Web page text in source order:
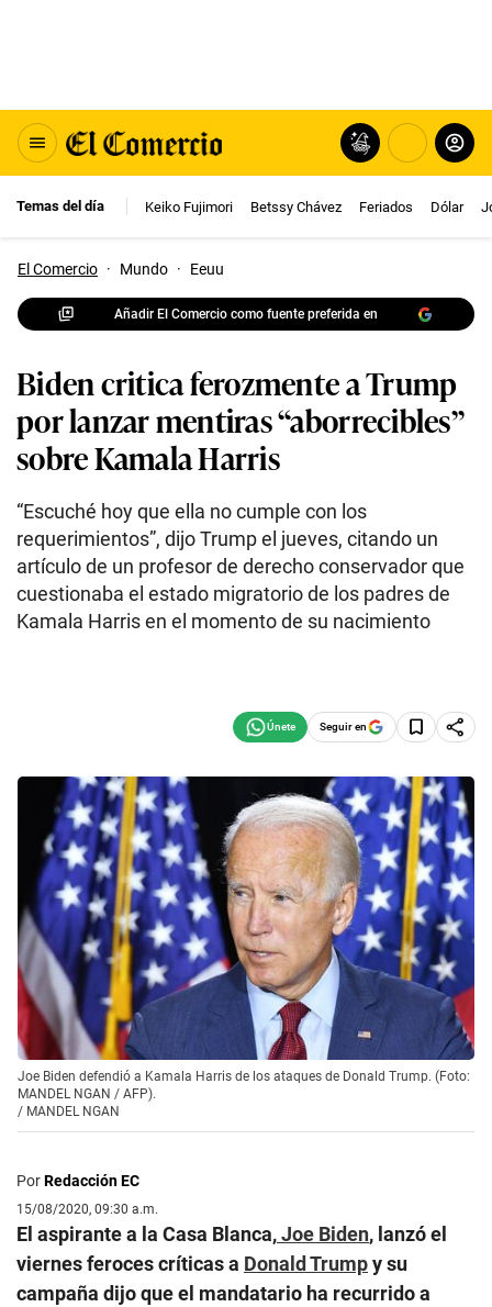
Temas del día Keiko Fujimori Betssy Chávez Feriados Dólar
El Comercio · Mundo · Eeuu
Añadir El Comercio como fuente preferida en
Biden critica ferozmente a Trump
por lanzar mentiras “aborrecibles”
sobre Kamala Harris
“Escuché hoy que ella no cumple con los
requerimientos”, dijo Trump el jueves, citando un
artículo de un profesor de derecho conservador que
cuestionaba el estado migratorio de los padres de
Kamala Harris en el momento de su nacimiento
Seguir en
Joe Biden defendió a Kamala Harris de los ataques de Donald Trump. (Foto:
MANDEL NGAN / AFP).
/ MANDEL NGAN
PorRedacción EC
15/08/2020, 09:30 a.m.
El aspirante a la Casa Blanca,Joe Biden, lanzó el
viernes feroces críticas a Donald Trumpy su
campaña dijo que el mandatario ha recurrido a